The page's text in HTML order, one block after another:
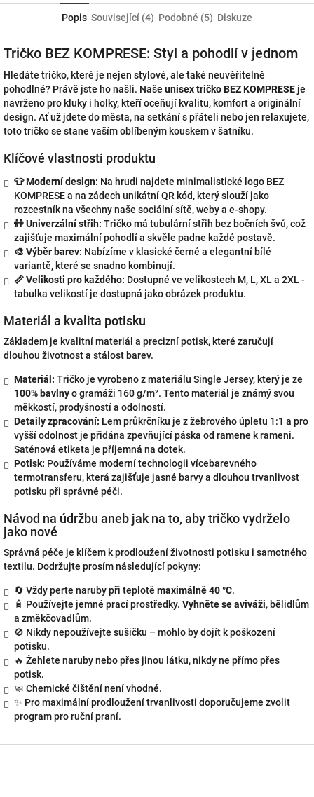
Popis Související (4) Podobné (5) Diskuze
Tričko BEZ KOMPRESE: Styl a pohodlí v jednom
Hledáte tričko, které je nejen stylové, ale také neuvěřitelně
pohodlné? Právě jste ho našli. Naše unisex tričko BEZ KOMPRESE je
navrženo pro kluky i holky, kteří oceňují kvalitu, komfort a originální
design. Ať už jdete do města, na setkání s přáteli nebo jen relaxujete,
toto tričko se stane vaším oblíbeným kouskem v šatníku.
Klíčové vlastnosti produktu
👕 Moderní design: Na hrudi najdete minimalistické logo BEZ
KOMPRESE a na zádech unikátní QR kód, který slouží jako
rozcestník na všechny naše sociální sítě, weby a e-shopy.
👫 Univerzální střih: Tričko má tubulární střih bez bočních švů, což
zajišťuje maximální pohodlí a skvěle padne každé postavě.
🎨 Výběr barev: Nabízíme v klasické černé a elegantní bílé
variantě, které se snadno kombinují.
📏 Velikosti pro každého: Dostupné ve velikostech M, L, XL a 2XL -
tabulka velikostí je dostupná jako obrázek produktu.
Materiál a kvalita potisku
Základem je kvalitní materiál a precizní potisk, které zaručují
dlouhou životnost a stálost barev.
Materiál: Tričko je vyrobeno z materiálu Single Jersey, který je ze
100% bavlnyo gramáži 160 g/m². Tento materiál je známý svou
měkkostí, prodyšností a odolností.
Detaily zpracování: Lem průkrčníku je z žebrového úpletu 1:1 a pro
vyšší odolnost je přidána zpevňující páska od ramene k rameni.
Saténová etiketa je příjemná na dotek.
Potisk: Používáme moderní technologii vícebarevného
termotransferu, která zajišťuje jasné barvy a dlouhou trvanlivost
potisku při správné péči.
Návod na údržbu aneb jak na to, aby tričko vydrželo
jako nové
Správná péče je klíčem k prodloužení životnosti potisku i samotného
textilu. Dodržujte prosím následující pokyny:
🔄 Vždy perte naruby při teplotě maximálně 40 °C.
🧴 Používejte jemné prací prostředky. Vyhněte se aviváži, bělidlům
a změkčovadlům.
🚫 Nikdy nepoužívejte sušičku – mohlo by dojít k poškození
potisku.
🔥 Žehlete naruby nebo přes jinou látku, nikdy ne přímo přes
potisk.
🧼 Chemické čištění není vhodné.
✨ Pro maximální prodloužení trvanlivosti doporučujeme zvolit
program pro ruční praní.